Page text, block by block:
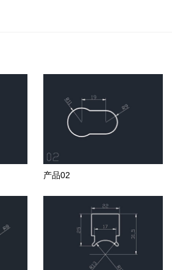
产品02